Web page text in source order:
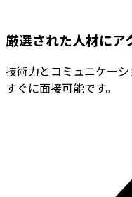
厳選された人材にア
技術力とコミュニケー
すぐに面接可能です。